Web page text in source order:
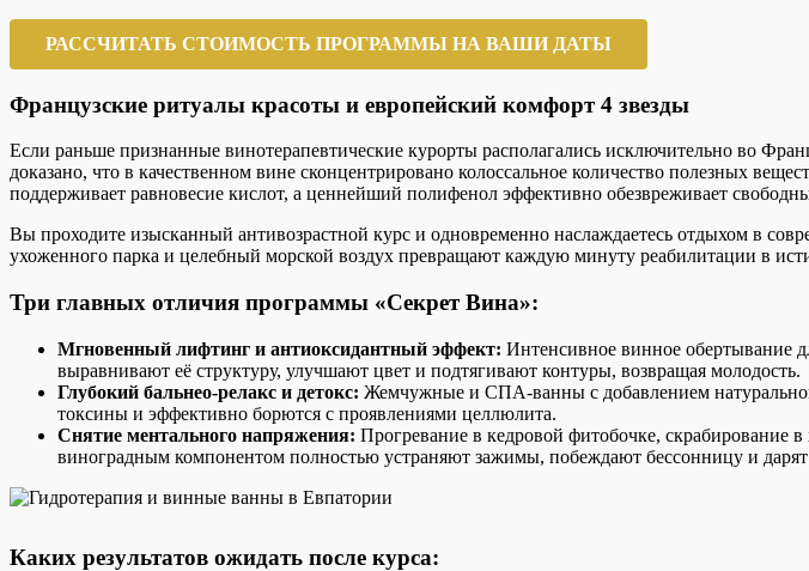
РАССЧИТАТЬ СТОИМОСТЬ ПРОГРАММЫ НА ВАШИ ДАТЫ
Французские ритуалы красоты и европейский комфорт 4 звезды
Если раньше признанные винотерапевтические курорты располагались исключительно во
доказано, что в качественном вине сконцентрировано колоссальное количество полезных
поддерживает равновесие кислот, а ценнейший полифенол эффективно обезвреживает
Вы проходите изысканный антивозрастной курс и одновременно наслаждаетесь отдыхом в
ухоженного парка и целебный морской воздух превращают каждую минуту реабилитации в
Три главных отличия программы «Секрет Вина»:
Мгновенный лифтинг и антиоксидантный эффект: Интенсивное винное обертывание
выравнивают её структуру, улучшают цвет и подтягивают контуры, возвращая молодость.
Глубокий бальнео-релакс и детокс: Жемчужные и СПА-ванны с добавлением
токсины и эффективно борются с проявлениями целлюлита.
Снятие ментального напряжения: Прогревание в кедровой фитобочке, скрабирование
виноградным компонентом полностью устраняют зажимы, побеждают бессонницу и
Каких результатов ожидать после курса: